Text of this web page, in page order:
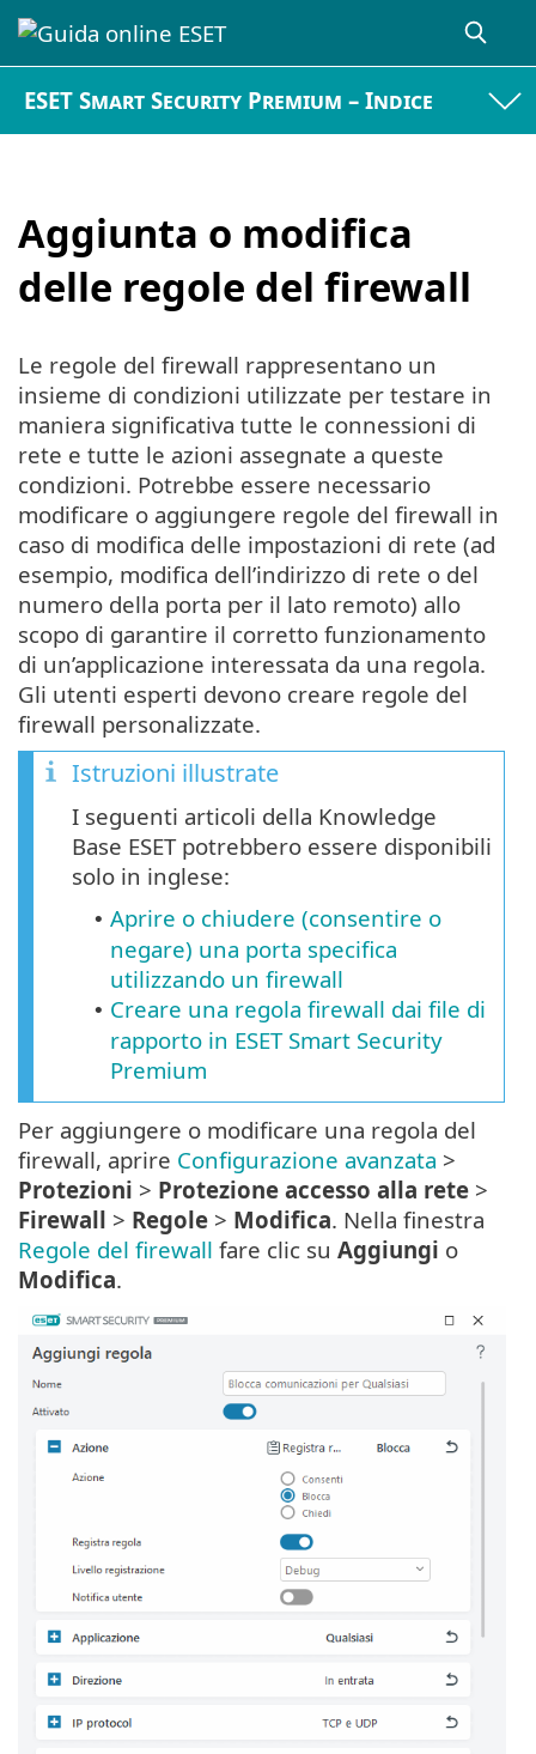
ESET Smart Security Premium – Indice
Aggiunta o modifica
delle regole del firewall
Le regole del firewall rappresentano un
insieme di condizioni utilizzate per testare in
maniera significativa tutte le connessioni di
rete e tutte le azioni assegnate a queste
condizioni. Potrebbe essere necessario
modificare o aggiungere regole del firewall in
caso di modifica delle impostazioni di rete (ad
esempio, modifica dell’indirizzo di rete o del
numero della porta per il lato remoto) allo
scopo di garantire il corretto funzionamento
di un’applicazione interessata da una regola.
Gli utenti esperti devono creare regole del
firewall personalizzate.
Istruzioni illustrate
I seguenti articoli della Knowledge
Base ESET potrebbero essere disponibili
solo in inglese:
• Aprire o chiudere (consentire o
negare) una porta specifica
utilizzando un firewall
• Creare una regola firewall dai file di
rapporto in ESET Smart Security
Premium
Per aggiungere o modificare una regola del
firewall, aprire Configurazione avanzata >
Protezioni > Protezione accesso alla rete >
Firewall > Regole > Modifica. Nella finestra
Regole del firewall fare clic su Aggiungi o
Modifica.